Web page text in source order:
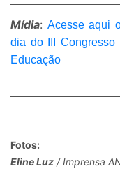
Mídia:Acesse aqui
dia do III Congresso
Educação
Fotos:
Eline Luz / Imprensa